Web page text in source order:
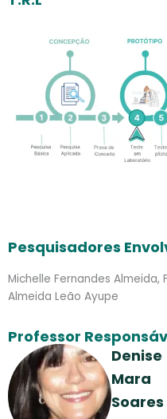
Pesquisadores
Michelle Fernandes Almeida,
Almeida Leão Ayupe
Professor
Denise
Mara
Soares